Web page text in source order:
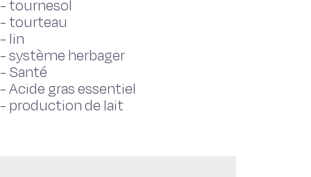
- tournesol
- tourteau
- lin
-système herbager
- Santé
-Acide gras essentiel
- production de lait